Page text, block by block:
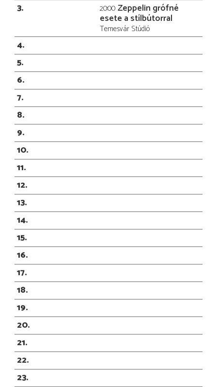
3
20:00 Zeppelin grófné
esete a stílbútorral
Temesvár Stúdió
4
5
6
7
8
9
10
11
12
13
14
15
16
17
18
19
20
21
22
23